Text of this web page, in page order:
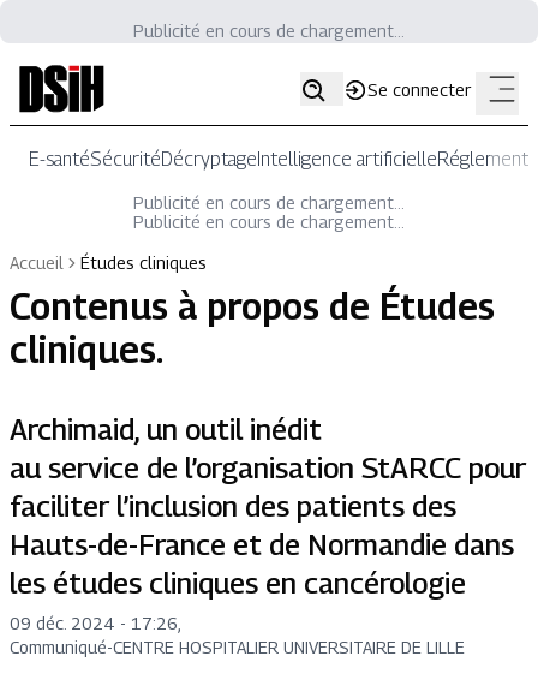
Publicité en cours de chargement...
Se connecter
E-santéSécuritéDécryptageIntelligence artificielle
Publicité en cours de chargement...
Publicité en cours de chargement...
Accueil
Études cliniques
Contenus à propos de Études
cliniques.
Archimaid, un outil inédit
au service de l’organisation StARCC pour
faciliter l’inclusion des patients des
Hauts-de-France et de Normandie dans
les études cliniques en cancérologie
09 déc. 2024 - 17:26
Communiqué-CENTRE HOSPITALIER UNIVERSITAIRE DE LILLE